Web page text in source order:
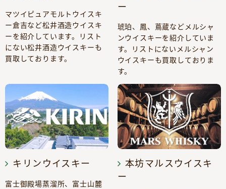
マツイピュアモルトウイスキ
ー倉吉など松井酒造ウイスキ
ーを紹介しています。リスト
にない松井酒造ウイスキーも
買取しております。
ー
琥珀、鳳、蔦蔵などメルシャ
ンウイスキーを紹介していま
す。リストにないメルシャン
ウイスキーも買取しておりま
す。
キリンウイスキー
富士御殿場蒸溜所、富士山麓
本坊マルスウイスキ
ー